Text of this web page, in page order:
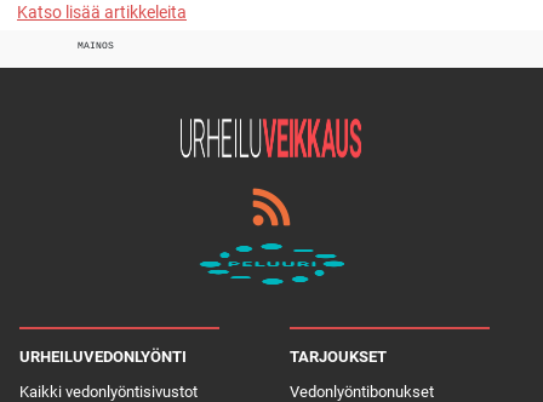
Katso lisää artikkeleita
MAINOS
URHEILUVEDONLYÖNTI
Kaikki vedonlyöntisivustot
TARJOUKSET
Vedonlyöntibonukset